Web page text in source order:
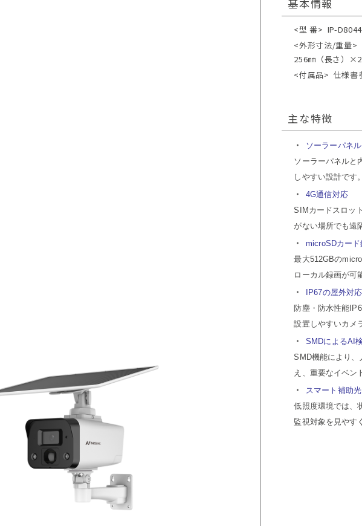
基本情報
<型 番> IP-
<外形寸法/重量>
256㎜（長さ）
<付属品> 仕様書
主な特徴
ソーラーパネ
ソーラーパネルと
しやすい設計です。
4G通信対応
SIMカードスロッ
がない場所でも遠
microSDカー
最大512GBの
ローカル録画が可
IP67の屋外対
防塵・防水性能
設置しやすいカメ
SMDによるAI
SMD機能により、
え、重要なイベン
スマート補助
低照度環境では、
監視対象を見やす